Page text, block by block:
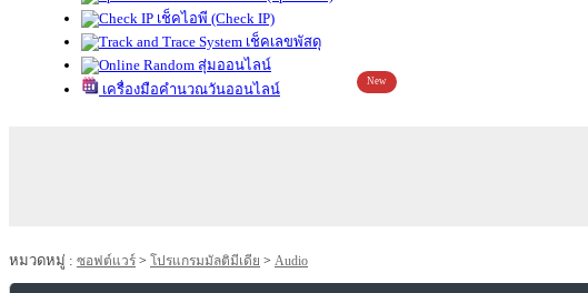
เช็คไอพี (Check IP)
เช็คเลขพัสดุ
สุ่มออนไลน์
เครื่องมือคำนวณวันออนไลน์
New
หมวดหมู่ : ซอฟต์แวร์ > โปรแกรมมัลติมีเดีย > Audio